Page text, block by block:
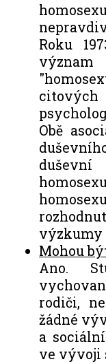
Roku
Obě
výzkumy
Mohou
Ano.
rodiči,
žádné
a
ve vývoji